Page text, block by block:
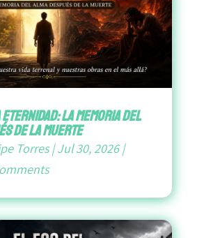
La Memoria del
de la Muerte
Torres|Jul 30, 2026|